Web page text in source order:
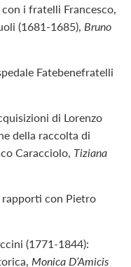
i fratelli Francesco,
(1681-1685), Bruno
Fatebenefratelli
di Lorenzo
della raccolta di
Caracciolo, Tiziana
rapporti con Pietro
(1771-1844):
Monica D’Amicis